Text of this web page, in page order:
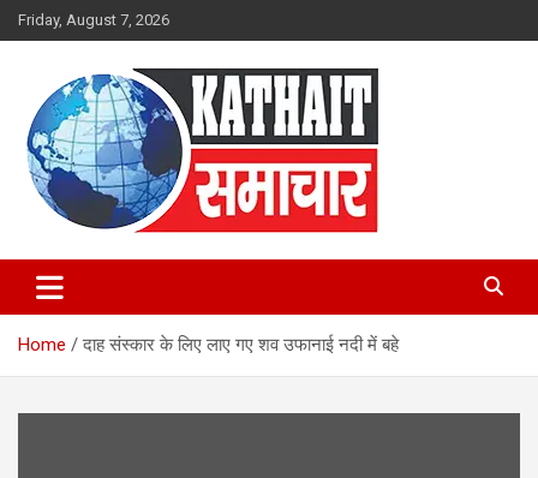
Skip
to
Friday, August 7, 2026
Kathait Samachar – Latest
Uttarakhand News in Hindi,
Uttarakhand News Headlines
Home दाह संस्कार के लिए लाए गए शव उफानाई नदी में बहे